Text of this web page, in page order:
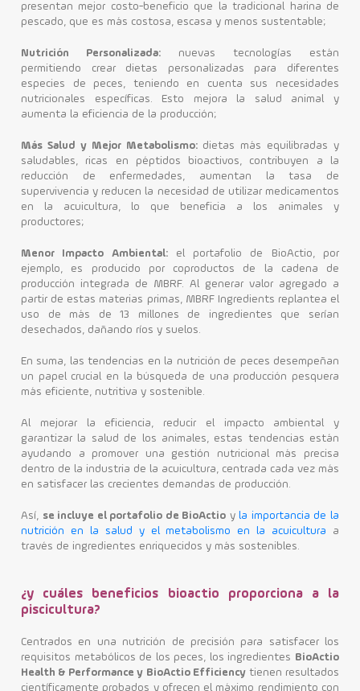
presentan mejor costo-beneficio que la tradicional harina de
pescado, que es más costosa, escasa y menos sustentable;
Nutrición Personalizada: nuevas tecnologías están
permitiendo crear dietas personalizadas para diferentes
especies de peces, teniendo en cuenta sus necesidades
nutricionales específicas. Esto mejora la salud animal y
aumenta la eficiencia de la producción;
Más Salud y Mejor Metabolismo:dietas más equilibradas y
saludables, ricas en péptidos bioactivos, contribuyen a la
reducción de enfermedades, aumentan la tasa de
supervivencia y reducen la necesidad de utilizar medicamentos
en la acuicultura, lo que beneficia a los animales y
productores;
Menor Impacto Ambiental:el portafolio de BioActio, por
ejemplo, es producido por coproductos de la cadena de
producción integrada de MBRF. Al generar valor agregado a
partir de estas materias primas, MBRF Ingredients replantea el
uso de más de 13 millones de ingredientes que serían
desechados, dañando ríos y suelos.
En suma, las tendencias en la nutrición de peces desempeñan
un papel crucial en la búsqueda de una producción pesquera
más eficiente, nutritiva y sostenible.
Al mejorar la eficiencia, reducir el impacto ambiental y
garantizar la salud de los animales, estas tendencias están
ayudando a promover una gestión nutricional más precisa
dentro de la industria de la acuicultura, centrada cada vez más
en satisfacer las crecientes demandas de producción.
Así, se incluye el portafolio de BioActio yla importancia de la
nutrición en la salud y el metabolismo en la acuicultura a
través de ingredientes enriquecidos y más sostenibles.
¿y cuáles beneficios bioactio proporciona a la
piscicultura?
Centrados en una nutrición de precisión para satisfacer los
requisitos metabólicos de los peces, los ingredientes BioActio
Health & Performance y BioActio Efficiencytienen resultados
científicamente probados y ofrecen el máximo rendimiento con